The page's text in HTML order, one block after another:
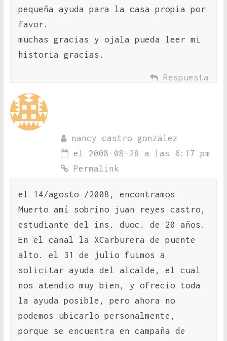
pequeña ayuda para la casa propia por
favor.
muchas gracias y ojala pueda leer mi
historia gracias.
Respuesta
nancy castro gonzález
el 2008-08-28 a las 6:17 pm
Permalink
el 14/agosto /2008, encontramos
Muerto amí sobrino juan reyes castro,
estudiante del ins. duoc. de 20 años.
En el canal la XCarburera de puente
alto. el 31 de julio fuimos a
solicitar ayuda del alcalde, el cual
nos atendio muy bien, y ofrecio toda
la ayuda posible, pero ahora no
podemos ubicarlo personalmente,
porque se encuentra en campaña de